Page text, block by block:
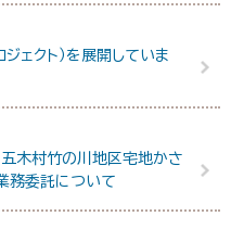
ェクト）を展開していま
木村竹の川地区宅地かさ
務委託について